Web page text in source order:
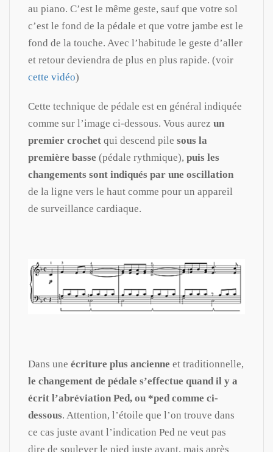
au piano. C’est le même geste, sauf que votre sol
c’est le fond de la pédale et que votre jambe est le
fond de la touche. Avec l’habitude le geste d’aller
et retour deviendra de plus en plus rapide. (voir
cette vidéo)
Cette technique de pédale est en général indiquée
comme sur l’image ci-dessous. Vous aurez un
premier crochet qui descend pile sous la
première basse (pédale rythmique), puis les
changements sont indiqués par une oscillation
de la ligne vers le haut comme pour un appareil
de surveillance cardiaque.
Dans une écriture plus ancienne et traditionnelle,
le changement de pédale s’effectue quand il y a
écrit l’abréviation Ped, ou *ped comme ci-
dessous. Attention, l’étoile que l’on trouve dans
ce cas juste avant l’indication Ped ne veut pas
dire de soulever le pied juste avant, mais après